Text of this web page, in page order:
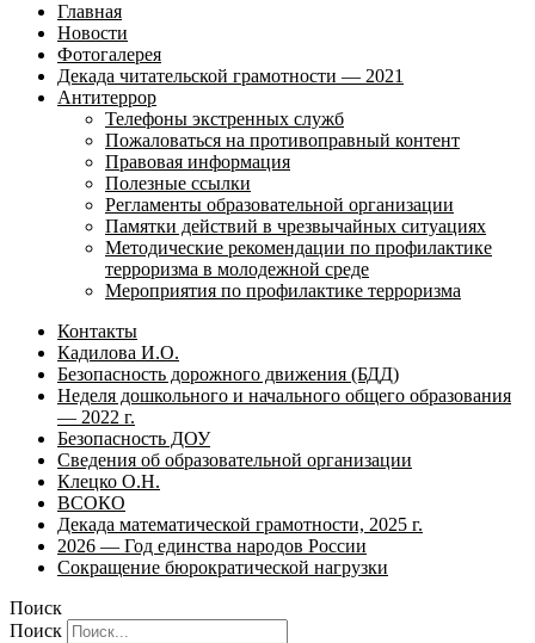
Главная
Новости
Фотогалерея
Декада читательской грамотности — 2021
Антитеррор
Телефоны экстренных служб
Пожаловаться на противоправный контент
Правовая информация
Полезные ссылки
Регламенты образовательной организации
Памятки действий в чрезвычайных ситуациях
Методические рекомендации по профилактике
терроризма в молодежной среде
Мероприятия по профилактике терроризма
Контакты
Кадилова И.О.
Безопасность дорожного движения (БДД)
Неделя дошкольного и начального общего образования
— 2022 г.
Безопасность ДОУ
Сведения об образовательной организации
Клецко О.Н.
ВСОКО
Декада математической грамотности, 2025 г.
2026 — Год единства народов России
Сокращение бюрократической нагрузки
Поиск
Поиск